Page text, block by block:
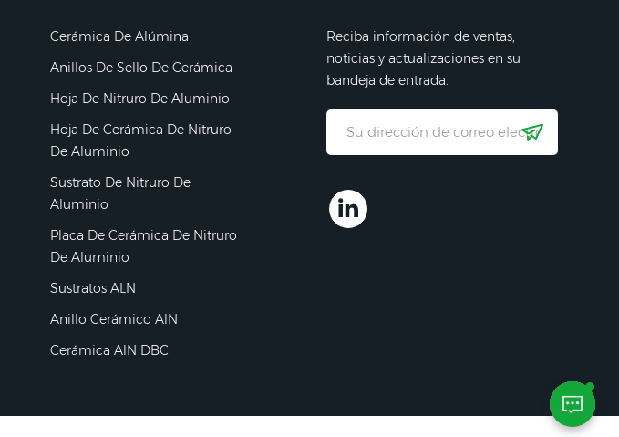
Cerámica De Alúmina
Anillos De Sello De Cerámica
Hoja De Nitruro De Aluminio
Hoja De Cerámica De Nitruro
De Aluminio
Sustrato De Nitruro De
Aluminio
Placa De Cerámica De Nitruro
De Aluminio
Sustratos ALN
Anillo Cerámico AlN
Cerámica AlN DBC
Reciba información de ventas,
noticias y actualizaciones en su
bandeja de entrada.